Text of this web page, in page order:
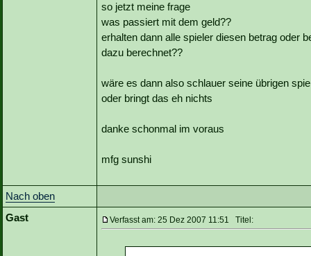
so jetzt meine frage
was passiert mit dem geld??
erhalten dann alle spieler diesen betrag oder
dazu berechnet??
wäre es dann also schlauer seine übrigen
oder bringt das eh nichts
danke schonmal im voraus
mfg sunshi
Nach oben
Gast
Verfasst am: 25 Dez 2007 11:51 Titel: